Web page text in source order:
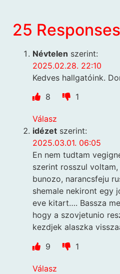
25 Responses
Névtelen szerint:
2025.02.28. 22:10
Kedves hallgatóink.
8
1
Válasz
idézet szerint:
2025.03.01. 06:05
En nem tudtam
szerint rosszul
bunozo, narancsfeju
shemale nekiront egy
eve kitart…. Bassza
hogy a szovjetunio
kezdjek alaszka
9
1
Válasz